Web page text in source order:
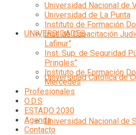
UNIVERSIDADES
Universidad Católica de
Universidad Nacional de
Universidad Nacional de
Universidad de La Punta
Instituto de Formación
Inst. de Capacitación
Lafinur”
Inst. Sup. de Seguridad
Pringles”
Instituto de Formación
Mercedes
Profesionales
O.D.S
ESTADO 2030
Agenda
Contacto